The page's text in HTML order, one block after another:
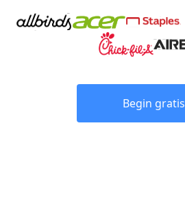
Begin gratis